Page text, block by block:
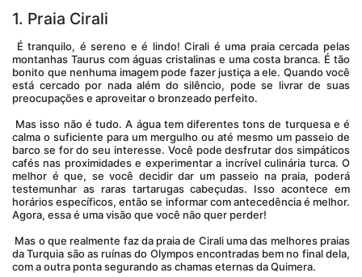
1. Praia Cirali
montanhas Taurus com águas cristalinas e uma costa branca. É tão
bonito que nenhuma imagem pode fazer justiça a ele. Quando você
está cercado por nada além do silêncio, pode se livrar de suas
preocupações e aproveitar o bronzeado perfeito.
calma o suficiente para um mergulho ou até mesmo um passeio de
barco se for do seu interesse. Você pode desfrutar dos simpáticos
cafés nas proximidades e experimentar a incrível culinária turca. O
melhor é que, se você decidir dar um passeio na praia, poderá
testemunhar as raras tartarugas cabeçudas. Isso acontece em
horários específicos, então se informar com antecedência é melhor.
Agora, essa é uma visão que você não quer perder!
da Turquia são as ruínas do Olympos encontradas bem no final dela,
com a outra ponta segurando as chamas eternas da Quimera.